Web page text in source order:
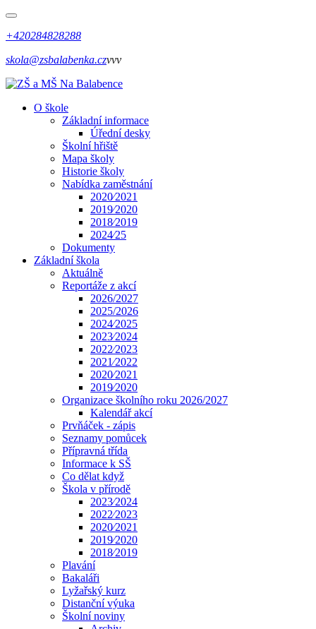
+420284828288
skola@zsbalabenka.czvvv
O škole
Základní informace
Úřední desky
Školní hřiště
Mapa školy
Historie školy
Nabídka zaměstnání
2020⁄2021
2019⁄2020
2018⁄2019
2024⁄25
Dokumenty
Základní škola
Aktuálně
Reportáže z akcí
2026/2027
2025/2026
2024⁄2025
2023⁄2024
2022⁄2023
2021⁄2022
2020⁄2021
2019⁄2020
Organizace školního roku 2026/2027
Kalendář akcí
Prvňáček - zápis
Seznamy pomůcek
Přípravná třída
Informace k SŠ
Co dělat když
Škola v přírodě
2023⁄2024
2022⁄2023
2020⁄2021
2019⁄2020
2018⁄2019
Plavání
Bakaláři
Lyžařský kurz
Distanční výuka
Školní noviny